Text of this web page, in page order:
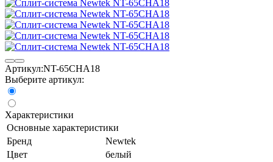
Артикул:NT-65CHA18
Выберите артикул:
Характеристики
Основные характеристики
Бренд
Newtek
Цвет
белый